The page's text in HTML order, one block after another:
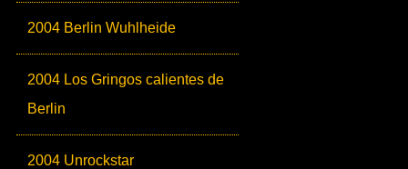
2004 Berlin Wuhlheide
2004 Los Gringos calientes de
Berlin
2004 Unrockstar